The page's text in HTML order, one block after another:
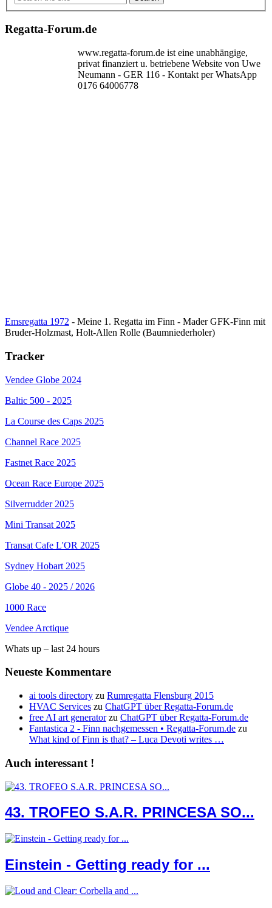
Regatta-Forum.de
www.regatta-forum.de ist eine unabhängige,
privat finanziert u. betriebene Website von Uwe
Neumann - GER 116 - Kontakt per WhatsApp
0176 64006778
Emsregatta 1972 - Meine 1. Regatta im Finn - Mader GFK-Finn mit
Bruder-Holzmast, Holt-Allen Rolle (Baumniederholer)
Tracker
Vendee Globe 2024
Baltic 500 - 2025
La Course des Caps 2025
Channel Race 2025
Fastnet Race 2025
Ocean Race Europe 2025
Silverrudder 2025
Mini Transat 2025
Transat Cafe L'OR 2025
Sydney Hobart 2025
Globe 40 - 2025 / 2026
1000 Race
Vendee Arctique
Whats up – last 24 hours
Neueste Kommentare
ai tools directory zu Rumregatta Flensburg 2015
HVAC Services zu ChatGPT über Regatta-Forum.de
free AI art generatorzu ChatGPT über Regatta-Forum.de
Fantastica 2 - Finn nachgemessen • Regatta-Forum.de zu
What kind of Finn is that? – Luca Devoti writes …
Auch interessant !
43. TROFEO S.A.R. PRINCESA SO...
Einstein - Getting ready for ...